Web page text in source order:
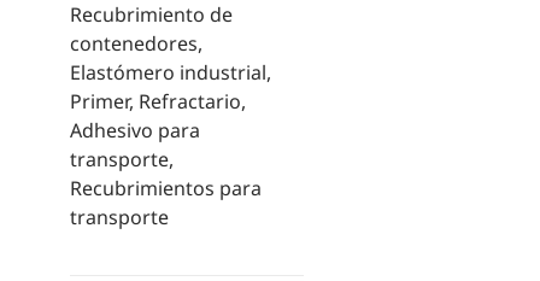
Recubrimiento de
contenedores,
Elastómero industrial,
Primer, Refractario,
Adhesivo para
transporte,
Recubrimientos para
transporte